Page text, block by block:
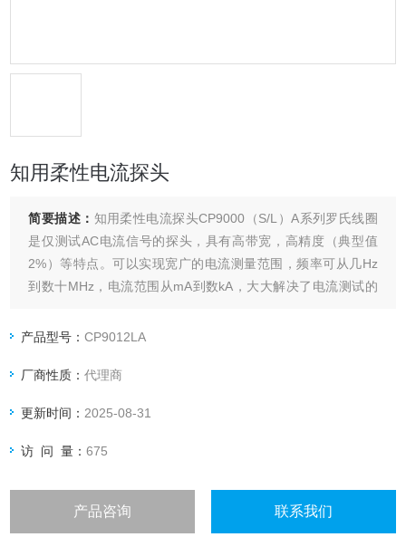
知用柔性电流探头
简要描述： 知用柔性电流探头CP9000（S/L）A系列罗氏线圈
是仅测试AC电流信号的探头，具有高带宽，高精度（典型值
2%）等特点。可以实现宽广的电流测量范围，频率可从几Hz
到数十MHz，电流范围从mA到数kA，大大解决了电流测试的
产品型号：CP9012LA
厂商性质：代理商
更新时间： 2025-08-31
访 问 量：675
产品咨询 联系我们